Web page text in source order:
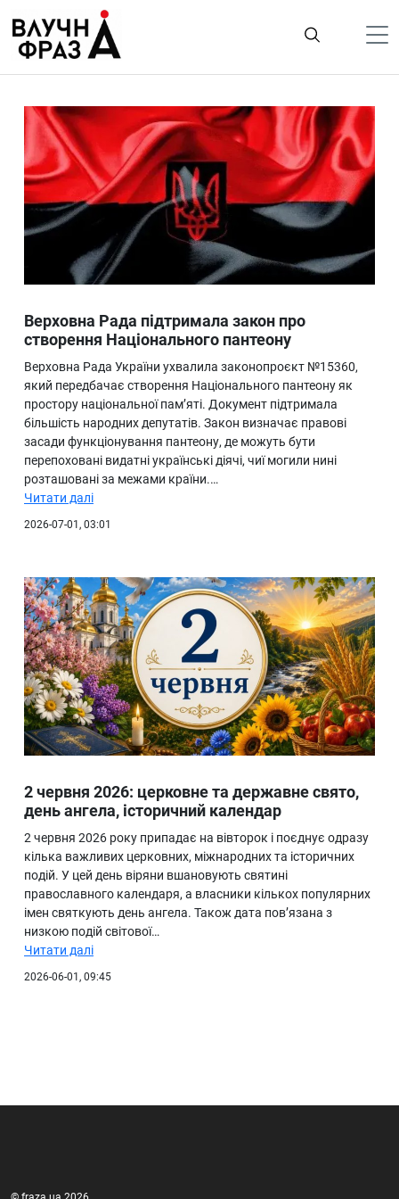
содержимому
Гроші
Життя
Лайфстайл
ТехноНаука
Людина
Ukraine
Про нас
Верховна Рада підтримала закон про
створення Національного пантеону
Верховна Рада України ухвалила законопроєкт №15360,
який передбачає створення Національного пантеону як
простору національної пам’яті. Документ підтримала
більшість народних депутатів. Закон визначає правові
засади функціонування пантеону, де можуть бути
перепоховані видатні українські діячі, чиї могили нині
розташовані за межами країни.…
Читати далі
2026-07-01, 03:01
2 червня 2026: церковне та державне свято,
день ангела, історичний календар
2 червня 2026 року припадає на вівторок і поєднує одразу
кілька важливих церковних, міжнародних та історичних
подій. У цей день віряни вшановують святині
православного календаря, а власники кількох популярних
імен святкують день ангела. Також дата пов’язана з
низкою подій світової…
Читати далі
2026-06-01, 09:45